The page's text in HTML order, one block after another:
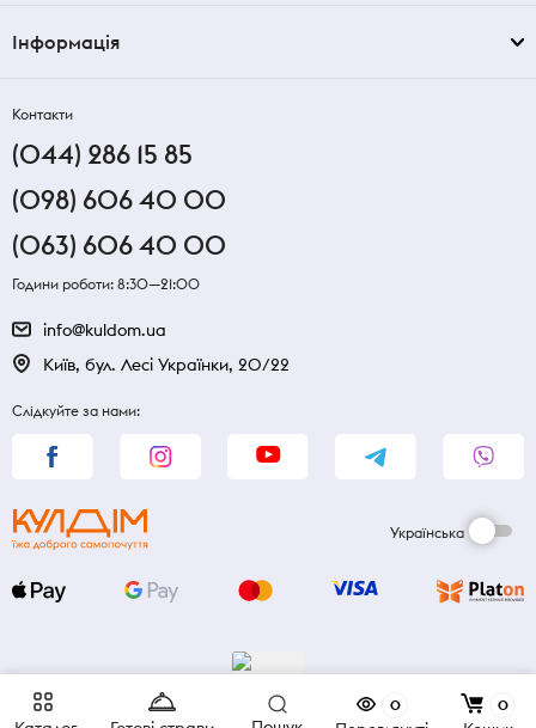
0 0
Інформація
Контакти
(044) 286 15 85
(098) 606 40 00
(063) 606 40 00
Години роботи: 8:30—21:00
info@kuldom.ua
Київ, бул. Лесі Українки, 20/22
Слідкуйте за нами:
Українська